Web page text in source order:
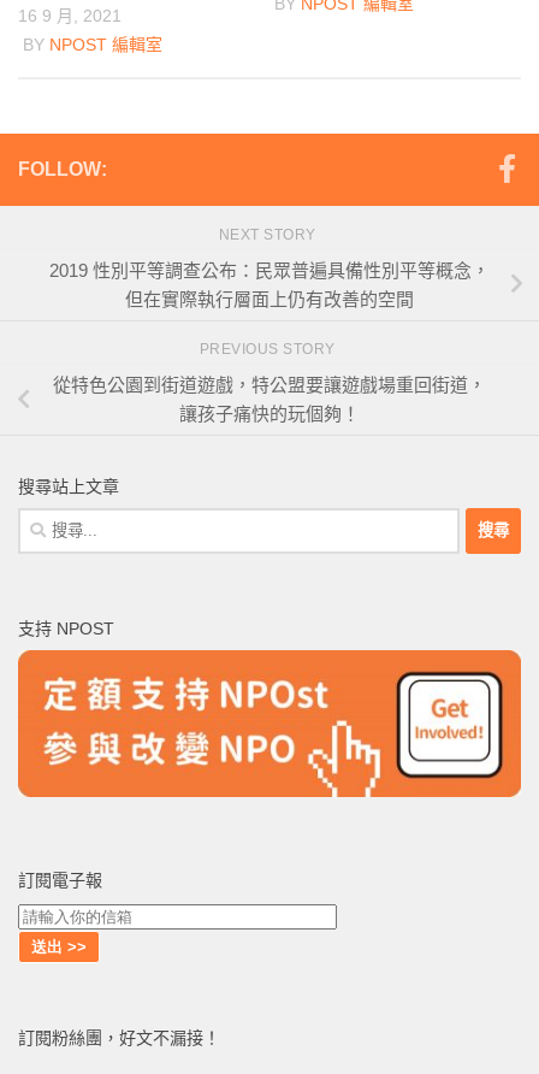
16 9 月, 2021
BY NPOST 編輯室
FOLLOW:
NEXT STORY
2019 性別平等調查公布：民眾普遍具備性別平等概念，
但在實際執行層面上仍有改善的空間
PREVIOUS STORY
從特色公園到街道遊戲，特公盟要讓遊戲場重回街道，
讓孩子痛快的玩個夠！
搜尋站上文章
搜
尋
字:
支持 NPOST
訂閱電子報
訂閱粉絲團，好文不漏接！